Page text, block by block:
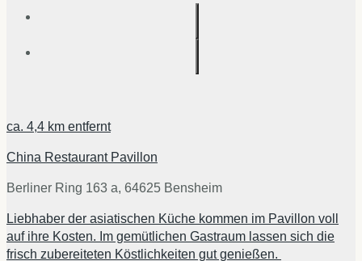
ca. 4,4 km entfernt
China Restaurant Pavillon
Berliner Ring 163 a, 64625 Bensheim
Liebhaber der asiatischen Küche kommen im Pavillon voll
auf ihre Kosten. Im gemütlichen Gastraum lassen sich die
frisch zubereiteten Köstlichkeiten gut genießen.